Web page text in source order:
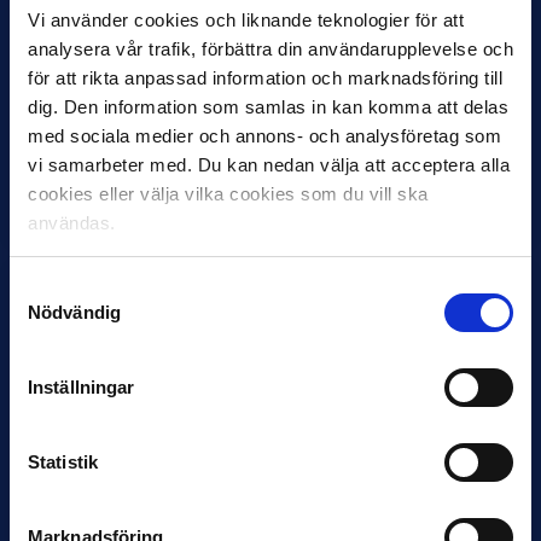
Vi använder cookies och liknande teknologier för att
analysera vår trafik, förbättra din användarupplevelse och
för att rikta anpassad information och marknadsföring till
dig. Den information som samlas in kan komma att delas
med sociala medier och annons- och analysföretag som
vi samarbeter med. Du kan nedan välja att acceptera alla
cookies eller välja vilka cookies som du vill ska
användas.
Nödvändig
Inställningar
Statistik
Marknadsföring
12 JUNI
Favorit i repris för Sirius i maj
Samma vinnare som i…
11 JUNI
och Superettan
Bosnien & Hercegovina Armin Gigovic — Helsingborgs IF
Elfenbenskusten…